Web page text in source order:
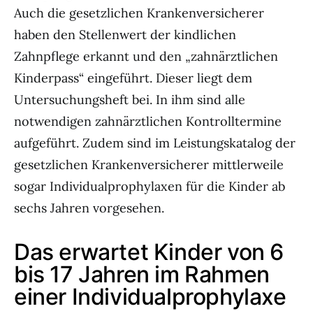
Auch die gesetzlichen Krankenversicherer
haben den Stellenwert der kindlichen
Zahnpflege erkannt und den „zahnärztlichen
Kinderpass“ eingeführt. Dieser liegt dem
Untersuchungsheft bei. In ihm sind alle
notwendigen zahnärztlichen Kontrolltermine
aufgeführt. Zudem sind im Leistungskatalog der
gesetzlichen Krankenversicherer mittlerweile
sogar Individualprophylaxen für die Kinder ab
sechs Jahren vorgesehen.
Das erwartet Kinder von 6
bis 17 Jahren im Rahmen
einer Individualprophylaxe